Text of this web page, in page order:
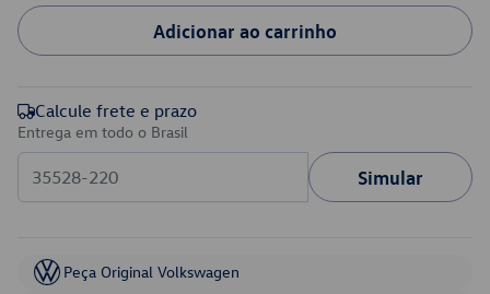
Adicionar ao carrinho
Calcule frete e prazo
Entrega em todo o Brasil
Simular
Peça Original Volkswagen